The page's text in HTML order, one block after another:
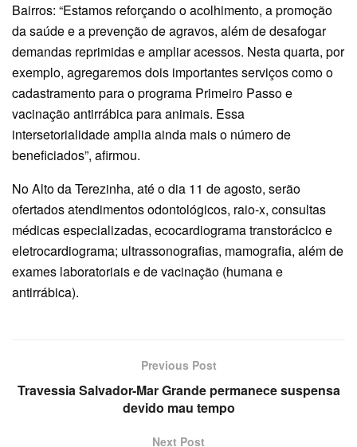
Bairros: “Estamos reforçando o acolhimento, a promoção
da saúde e a prevenção de agravos, além de desafogar
demandas reprimidas e ampliar acessos. Nesta quarta, por
exemplo, agregaremos dois importantes serviços como o
cadastramento para o programa Primeiro Passo e
vacinação antirrábica para animais. Essa
intersetorialidade amplia ainda mais o número de
beneficiados”, afirmou.
No Alto da Terezinha, até o dia 11 de agosto, serão
ofertados atendimentos odontológicos, raio-x, consultas
médicas especializadas, ecocardiograma transtorácico e
eletrocardiograma; ultrassonografias, mamografia, além de
exames laboratoriais e de vacinação (humana e
antirrábica).
Previous Post
Travessia Salvador-Mar Grande permanece suspensa
devido mau tempo
Next Post